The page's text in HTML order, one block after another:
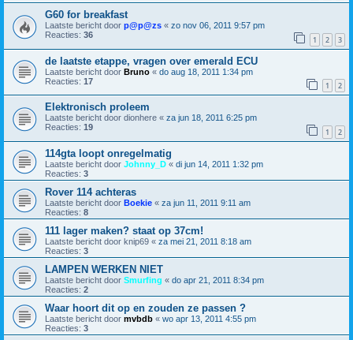
G60 for breakfast
Laatste bericht door p@p@zs « zo nov 06, 2011 9:57 pm
Reacties: 36 1 2 3
de laatste etappe, vragen over emerald ECU
Laatste bericht door Bruno « do aug 18, 2011 1:34 pm
Reacties: 17 1 2
Elektronisch proleem
Laatste bericht door dionhere « za jun 18, 2011 6:25 pm
Reacties: 19 1 2
114gta loopt onregelmatig
Laatste bericht door Johnny_D « di jun 14, 2011 1:32 pm
Reacties: 3
Rover 114 achteras
Laatste bericht door Boekie « za jun 11, 2011 9:11 am
Reacties: 8
111 lager maken? staat op 37cm!
Laatste bericht door knip69 « za mei 21, 2011 8:18 am
Reacties: 3
LAMPEN WERKEN NIET
Laatste bericht door Smurfing « do apr 21, 2011 8:34 pm
Reacties: 2
Waar hoort dit op en zouden ze passen ?
Laatste bericht door mvbdb « wo apr 13, 2011 4:55 pm
Reacties: 3